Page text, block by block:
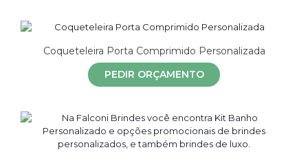
Coqueteleira Porta Comprimido Personalizada
PEDIR ORÇAMENTO